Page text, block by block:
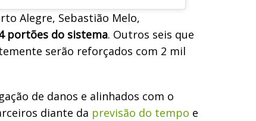
Alegre, Sebastião Melo,
portões do sistema. Outros seis que
serão reforçados com 2 mil
de danos e alinhados com o
diante da previsão do tempo e